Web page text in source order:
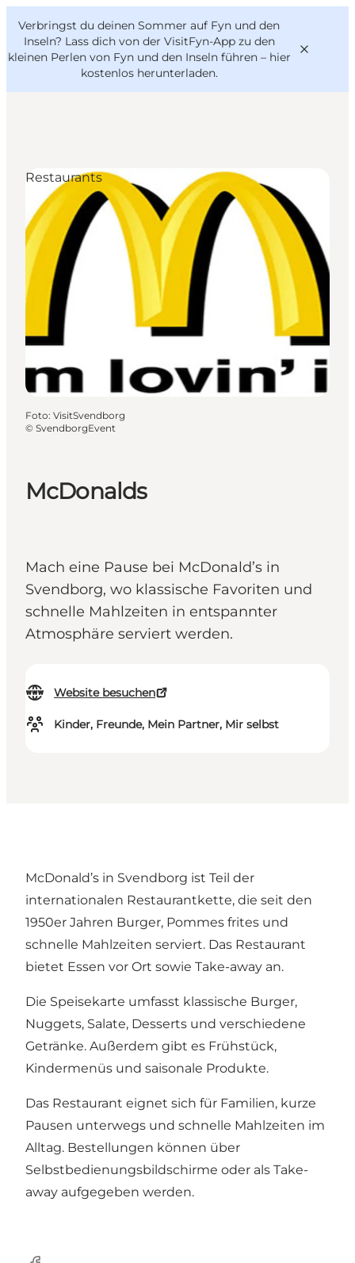
Verbringst du deinen Sommer auf Fyn und den
Inseln? Lass dich von der VisitFyn-App zu den
kleinen Perlen von Fyn und den Inseln führen – hier
kostenlos herunterladen.
Reise Ideen
Outdoor & bike
Essen & trinken
Übernachtung
VisitFyn
Deutsch
McDonalds
Mach eine Pause bei McDonald’s in
Svendborg, wo klassische Favoriten und
schnelle Mahlzeiten in entspannter
Atmosphäre serviert werden.
Website besuchen
Kinder, Freunde, Mein Partner, Mir selbst
Restaurants
Foto: VisitSvendborg
© SvendborgEvent
McDonald’s in Svendborg ist Teil der
internationalen Restaurantkette, die seit den
1950er Jahren Burger, Pommes frites und
schnelle Mahlzeiten serviert. Das Restaurant
bietet Essen vor Ort sowie Take-away an.
Die Speisekarte umfasst klassische Burger,
Nuggets, Salate, Desserts und verschiedene
Getränke. Außerdem gibt es Frühstück,
Kindermenüs und saisonale Produkte.
Das Restaurant eignet sich für Familien, kurze
Pausen unterwegs und schnelle Mahlzeiten im
Alltag. Bestellungen können über
Selbstbedienungsbildschirme oder als Take-
away aufgegeben werden.